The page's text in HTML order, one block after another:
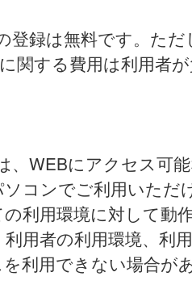
録は無料です。ただ
関する費用は利用者
WEBにアクセス可
コンでご利用いただ
利用環境に対して動
用者の利用環境、利
利用できない場合が